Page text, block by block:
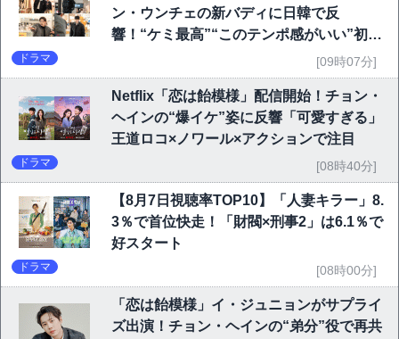
ン・ウンチェの新バディに日韓で反
響！“ケミ最高”“このテンポ感がいい”初回
ドラマ [09時07分]
Netflix「恋は飴模様」配信開始！チョン・
ヘインの“爆イケ”姿に反響「可愛すぎる」
王道ロコ×ノワール×アクションで注目
ドラマ [08時40分]
【8月7日視聴率TOP10】「人妻キラー」8.
3％で首位快走！「財閥×刑事2」は6.1％で
好スタート
ドラマ [08時00分]
「恋は飴模様」イ・ジュニョンがサプライ
ズ出演！チョン・ヘインの“弟分”役で再共